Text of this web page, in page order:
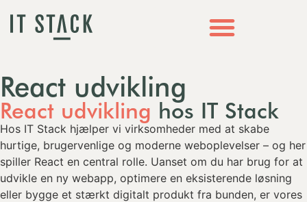
React udvikling
React udvikling hos IT Stack
Hos IT Stack hjælper vi virksomheder med at skabe
hurtige, brugervenlige og moderne weboplevelser – og her
spiller React en central rolle. Uanset om du har brug for at
udvikle en ny webapp, optimere en eksisterende løsning
eller bygge et stærkt digitalt produkt fra bunden, er vores